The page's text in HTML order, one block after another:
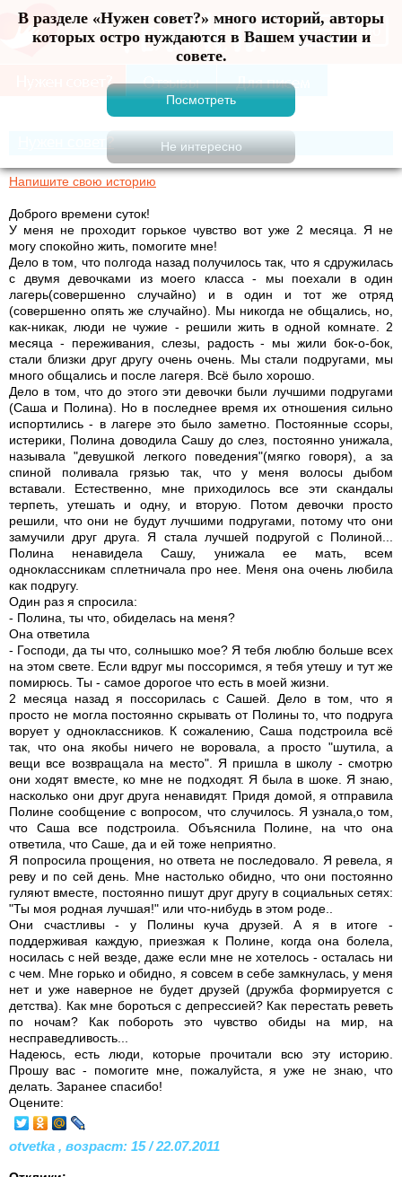
В разделе «Нужен совет?» много историй, авторы
которых остро нуждаются в Вашем участии и
совете.
Меню
Нужен совет?
Напишите свою историю
Доброго времени суток!
У меня не проходит горькое чувство вот уже 2 месяца. Я не
могу спокойно жить, помогите мне!
Дело в том, что полгода назад получилось так, что я сдружилась
с двумя девочками из моего класса - мы поехали в один
лагерь(совершенно случайно) и в один и тот же отряд
(совершенно опять же случайно). Мы никогда не общались, но,
как-никак, люди не чужие - решили жить в одной комнате. 2
месяца - переживания, слезы, радость - мы жили бок-о-бок,
стали близки друг другу очень очень. Мы стали подругами, мы
много общались и после лагеря. Всё было хорошо.
Дело в том, что до этого эти девочки были лучшими подругами
(Саша и Полина). Но в последнее время их отношения сильно
испортились - в лагере это было заметно. Постоянные ссоры,
истерики, Полина доводила Сашу до слез, постоянно унижала,
называла "девушкой легкого поведения"(мягко говоря), а за
спиной поливала грязью так, что у меня волосы дыбом
вставали. Естественно, мне приходилось все эти скандалы
терпеть, утешать и одну, и вторую. Потом девочки просто
решили, что они не будут лучшими подругами, потому что они
замучили друг друга. Я стала лучшей подругой с Полиной...
Полина ненавидела Сашу, унижала ее мать, всем
одноклассникам сплетничала про нее. Меня она очень любила
как подругу.
Один раз я спросила:
- Полина, ты что, обиделась на меня?
Она ответила
- Господи, да ты что, солнышко мое? Я тебя люблю больше всех
на этом свете. Если вдруг мы поссоримся, я тебя утешу и тут же
помирюсь. Ты - самое дорогое что есть в моей жизни.
2 месяца назад я поссорилась с Сашей. Дело в том, что я
просто не могла постоянно скрывать от Полины то, что подруга
ворует у одноклассников. К сожалению, Саша подстроила всё
так, что она якобы ничего не воровала, а просто "шутила, а
вещи все возвращала на место". Я пришла в школу - смотрю
они ходят вместе, ко мне не подходят. Я была в шоке. Я знаю,
насколько они друг друга ненавидят. Придя домой, я отправила
Полине сообщение с вопросом, что случилось. Я узнала,о том,
что Саша все подстроила. Объяснила Полине, на что она
ответила, что Саше, да и ей тоже неприятно.
Я попросила прощения, но ответа не последовало. Я ревела, я
реву и по сей день. Мне настолько обидно, что они постоянно
гуляют вместе, постоянно пишут друг другу в социальных сетях:
"Ты моя родная лучшая!" или что-нибудь в этом роде..
Они счастливы - у Полины куча друзей. А я в итоге -
поддерживая каждую, приезжая к Полине, когда она болела,
носилась с ней везде, даже если мне не хотелось - осталась ни
с чем. Мне горько и обидно, я совсем в себе замкнулась, у меня
нет и уже наверное не будет друзей (дружба формируется с
детства). Как мне бороться с депрессией? Как перестать реветь
по ночам? Как побороть это чувство обиды на мир, на
несправедливость...
Надеюсь, есть люди, которые прочитали всю эту историю.
Прошу вас - помогите мне, пожалуйста, я уже не знаю, что
делать. Заранее спасибо!
Оцените:
otvetka , возраст: 15 / 22.07.2011